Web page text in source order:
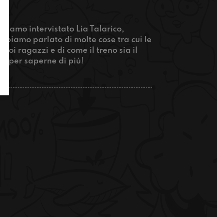
intervistato Lia Talarico,
parlato di molte cose tra cui le
noi ragazzi e di come il treno sia il
per saperne di più!